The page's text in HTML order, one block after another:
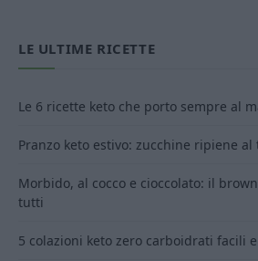
LE ULTIME RICETTE
Le 6 ricette keto che porto sempre al
Pranzo keto estivo: zucchine ripiene al
Morbido, al cocco e cioccolato: il
tutti
5 colazioni keto zero carboidrati facili